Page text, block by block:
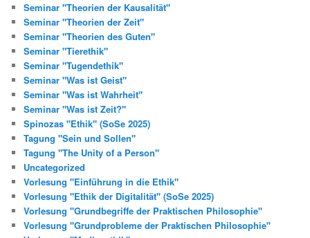
Seminar "Theorien der Kausalität"
Seminar "Theorien der Zeit"
Seminar "Theorien des Guten"
Seminar "Tierethik"
Seminar "Tugendethik"
Seminar "Was ist Geist"
Seminar "Was ist Wahrheit"
Seminar "Was ist Zeit?"
Spinozas "Ethik" (SoSe 2025)
Tagung "Sein und Sollen"
Tagung "The Unity of a Person"
Uncategorized
Vorlesung "Einführung in die Ethik"
Vorlesung "Ethik der Digitalität" (SoSe 2025)
Vorlesung "Grundbegriffe der Praktischen Philosophie"
Vorlesung "Grundprobleme der Praktischen Philosophie"